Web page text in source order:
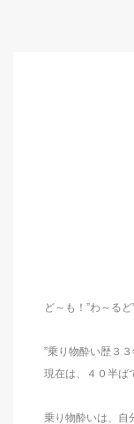
ど～も！”わ～るど
”乗り物酔い歴３３
現在は、４０半ば
乗り物酔いは、自